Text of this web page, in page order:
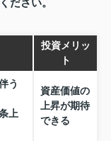
ださい。
投資メリッ
ト
う
上
資産価値の
上昇が期待
できる